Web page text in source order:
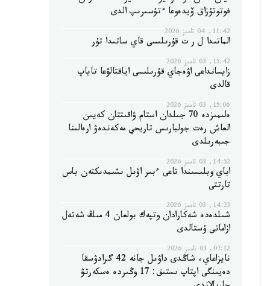
فوتوتۇزاق ۆيدەوعا ءتۇسىرىپ الدى
11:42, 04 تامىز 2026
الماتىدا ل ر ت قۇرىلىسى قاي ساتىدا تۇر
15:42, 03 تامىز 2026
زايسانداعى اۋەجاي قۇرىلىسى اياقتالۋعا تاياپ
قالدى
15:06, 03 تامىز 2026
ەلىمىزدە 70 جىلدان استام ۋاقىتتان كەيىن
العاش رەت جولبارىس تاريحي مەكەندەۋ ارەالىنا
جىبەرىلدى
14:52, 03 تامىز 2026
اباي وبلىسىندا تاعى ءبىر اۋىل ىشىمدىكتەن باس
تارتتى
14:23, 03 تامىز 2026
شىلدەدە شەكارادان وتپەك بولعان 4 مىڭ شەتەل
ازاماتى ۇستالدى
07:12, 03 تامىز 2026
نايزاعاي، شاڭدى داۋىل جانە 42 گرادۋسقا
دەيىنگى اپتاپ ىستىق: 17 وڭىردە ەسكەرتۋ